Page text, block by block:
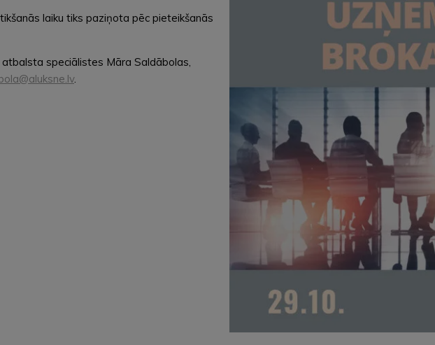
laiku tiks paziņota pēc pieteikšanās
speciālistes Māra Saldābolas,
.